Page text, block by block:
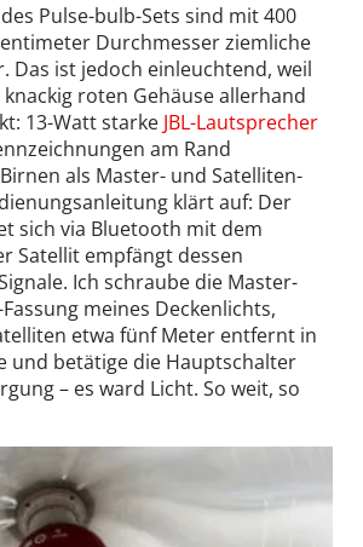
Pulse-bulb-Sets sind mit 400
Durchmesser ziemliche
Das ist jedoch einleuchtend, weil
roten Gehäuse allerhand
13-Watt starke JBL-Lautsprecher
am Rand
als Master- und Satelliten-
klärt auf: Der
sich via Bluetooth mit dem
Satellit empfängt dessen
Ich schraube die Master-
meines Deckenlichts,
etwa fünf Meter entfernt in
und betätige die Hauptschalter
– es ward Licht. So weit, so